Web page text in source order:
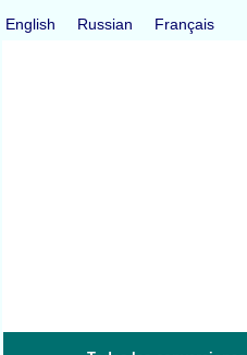
English Russian Français